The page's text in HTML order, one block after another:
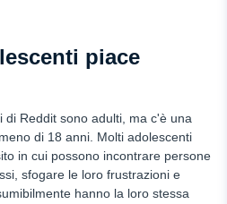
piace
Reddit sono adulti, ma c'è una
di 18 anni. Molti adolescenti
in cui possono incontrare persone
sfogare le loro frustrazioni e
hanno la loro stessa